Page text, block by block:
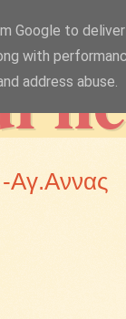
Αγ.Αννας
Google to
with
address abuse.